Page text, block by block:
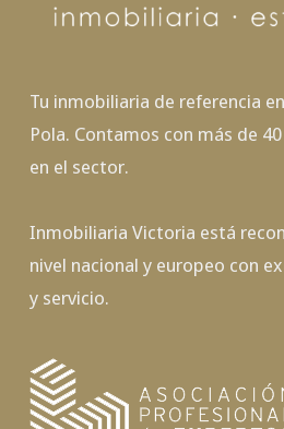
Tu inmobiliaria de referencia
Pola. Contamos con más de
en el sector.
Inmobiliaria Victoria está
nivel nacional y europeo con
y servicio.